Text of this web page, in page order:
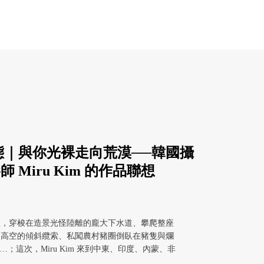
｜與你光裸走向荒漠──韓國攝
Miru Kim 的作品聯想
穿梭在造景光怪陸離的龐大下水道、攀爬整座
空的傾斜纜索、私闖農村豬圈倒臥在豬隻與爛
這次，Miru Kim 來到中東、印度、內蒙、非